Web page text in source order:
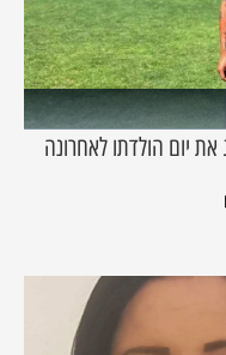
יום הולדתו לאחרונה